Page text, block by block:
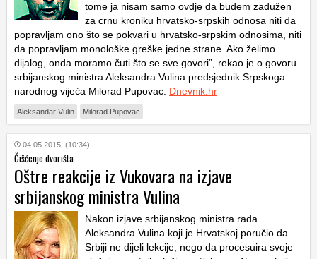
tome ja nisam samo ovdje da budem zadužen
za crnu kroniku hrvatsko-srpskih odnosa niti da
popravljam ono što se pokvari u hrvatsko-srpskim odnosima, niti
da popravljam monološke greške jedne strane. Ako želimo
dijalog, onda moramo čuti što se sve govori”, rekao je o govoru
srbijanskog ministra Aleksandra Vulina predsjednik Srpskoga
narodnog vijeća Milorad Pupovac. Dnevnik.hr
Aleksandar Vulin Milorad Pupovac
04.05.2015. (10:34)
Čišćenje dvorišta
Oštre reakcije iz Vukovara na izjave
srbijanskog ministra Vulina
Nakon izjave srbijanskog ministra rada
Aleksandra Vulina koji je Hrvatskoj poručio da
Srbiji ne dijeli lekcije, nego da procesuira svoje